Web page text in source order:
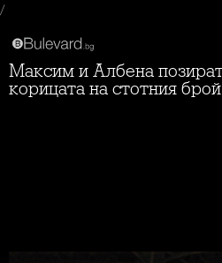
/
Максим и Албена позират с Весела Лечева и
корицата на стотния брой